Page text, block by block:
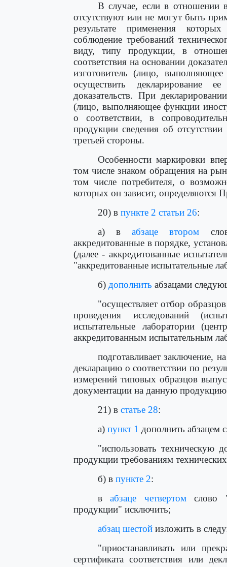
В случае, если в отношении
отсутствуют или не могут быть
результате применения
соблюдение требований
виду, типу продукции, в
соответствия на основании
изготовитель (лицо, выполняющее
осуществить декларирование
доказательств. При
(лицо, выполняющее функции
о соответствии, в
продукции сведения об
третьей стороны.
Особенности маркировки
том числе знаком обращения на
том числе потребителя, о
которых он зависит, определяются
20) в пункте 2 статьи 26:
а) вабзаце втором
аккредитованные в порядке,
(далее - аккредитованные
"аккредитованные испытательные
б) дополнить абзацами
"осуществляет отбор
проведения исследований
испытательные лаборатории
аккредитованным испытательным
подготавливает заключение,
декларацию о соответствии по
измерений типовых образцов
документации на данную
21) в статье 28:
а) пункт 1 дополнить абзацем
"использовать техническую
продукции требованиям
б) в пункте 2:
вабзаце четвертомслово
продукции" исключить;
абзац шестой изложить в
"приостанавливать или
сертификата соответствия или